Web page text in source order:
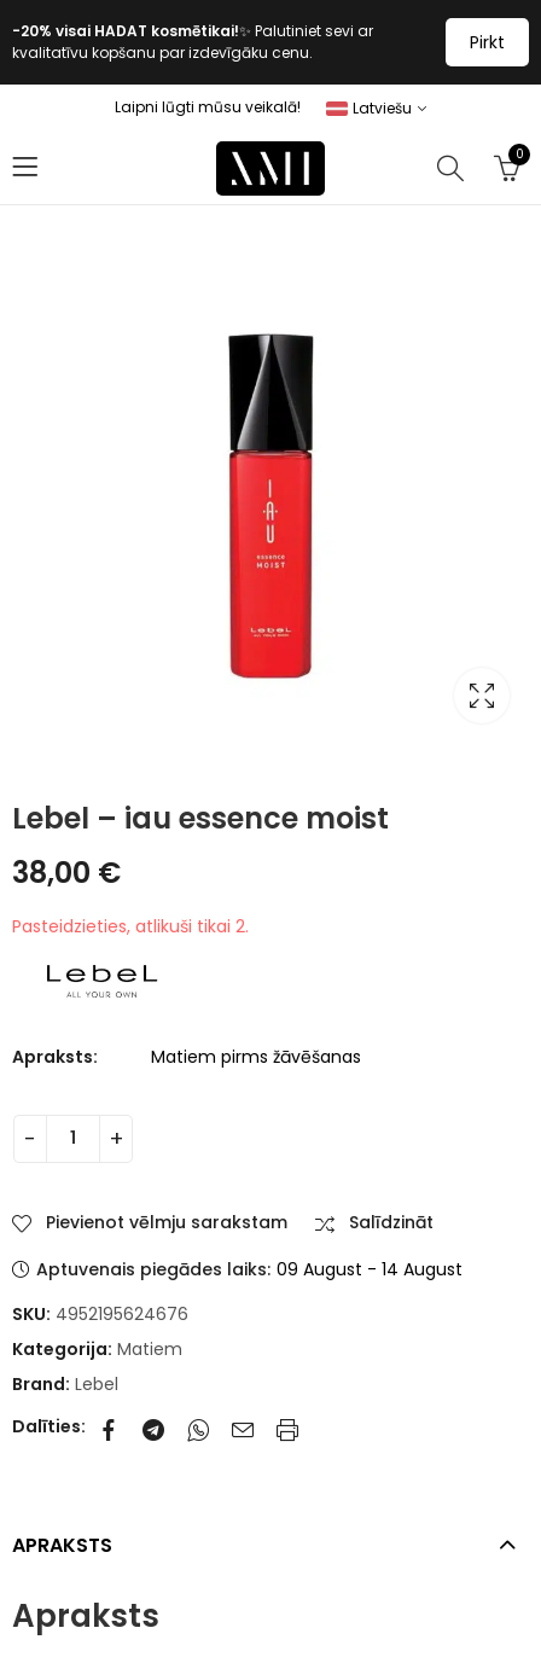
-20% visai HADAT kosmētikai!✨ Palutiniet sevi ar
kvalitatīvu kopšanu par izdevīgāku cenu.
Pirkt
Laipni lūgti mūsu veikalā! Latviešu
0
Lebel – iau essence moist
38,00 €
Pasteidzieties, atlikuši tikai 2.
Apraksts: Matiem pirms žāvēšanas
Pievienot vēlmju sarakstam
Salīdzināt
Aptuvenais piegādes laiks: 09 August - 14 August
SKU: 4952195624676
Kategorija: Matiem
Brand: Lebel
Dalīties:
APRAKSTS
Apraksts